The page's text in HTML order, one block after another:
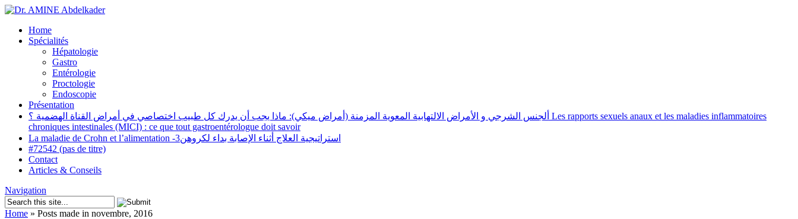
Home
Spécialités
Hépatologie
Gastro
Entérologie
Proctologie
Endoscopie
Présentation
ألجنس الشرجي و الأمراض الالتهابية المعوية المزمنة (أمراض ميكي): ماذا يجب أن يدرك كل طبيب اختصاصي في أمراض القناة الهضمية ؟ Les rapports sexuels anaux et les maladies inflammatoires
chroniques intestinales (MICI) : ce que tout gastroentérologue doit savoir
La maladie de Crohn et l’alimentation -3استراتيجية العلاج أثناء الإصابة بداء لكروهن
#72542 (pas de titre)
Contact
Articles & Conseils
Navigation
Home » Posts made in novembre, 2016